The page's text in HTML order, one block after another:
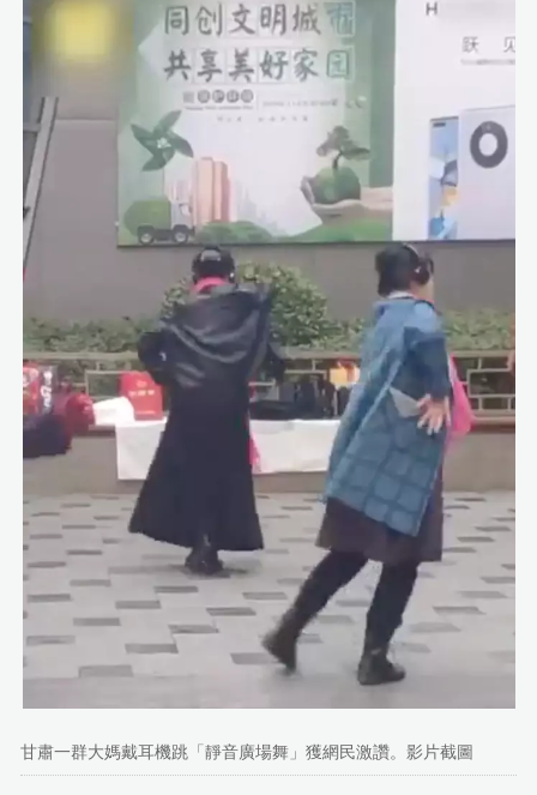
甘肅一群大媽戴耳機跳「靜音廣場舞」獲網民激讚。影片截圖